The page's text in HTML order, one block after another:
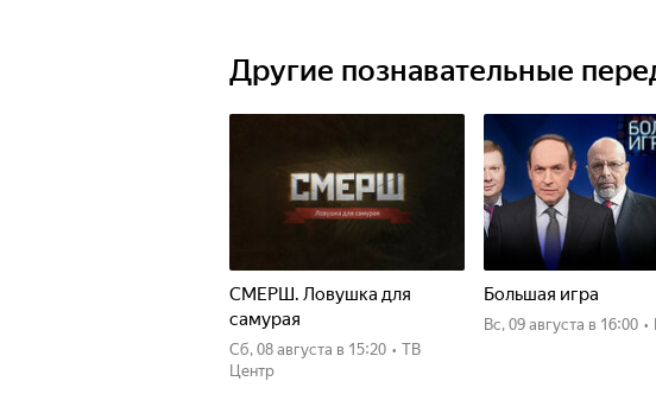
Другие познавательные
СМЕРШ. Ловушка для
самурая
сб, 08 августа в 15:20 • ТВ
Центр
Большая игра
вс, 09 августа в 16:00 •